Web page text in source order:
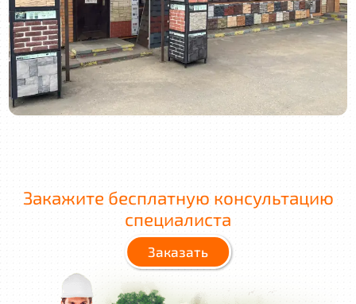
Закажите бесплатную консультацию
специалиста
Заказать